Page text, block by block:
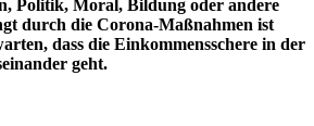
Politik, Moral, Bildung oder andere
durch die Corona-Maßnahmen ist
dass die Einkommensschere in der
geht.